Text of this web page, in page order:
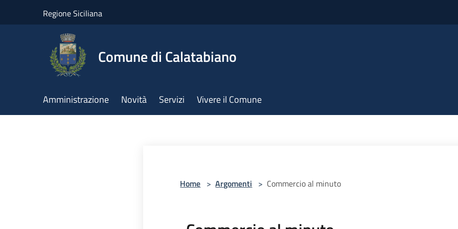
Regione Siciliana
Comune di Calatabiano
Amministrazione Novità Servizi Vivere il Comune
Home > Argomenti > Commercio al minuto